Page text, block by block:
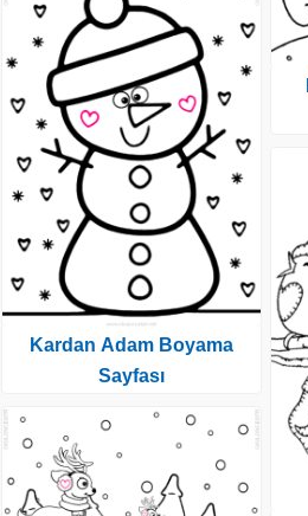
Kardan Adam Boyama
Sayfası